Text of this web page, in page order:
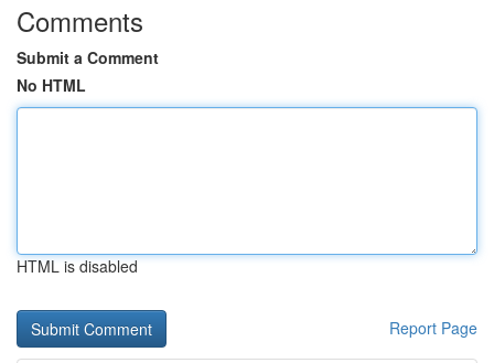
Comments
Submit a Comment
No HTML
HTML is disabled
Report Page